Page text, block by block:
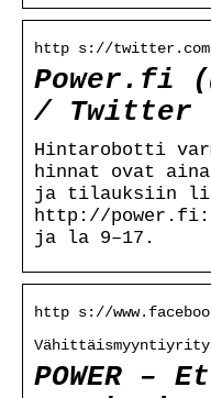
http s://twitter.com
Power.fi
/ Twitter
Hintarobotti
hinnat ovat
ja tilauksiin
http://
ja la 9–17.
http s://
POWER –